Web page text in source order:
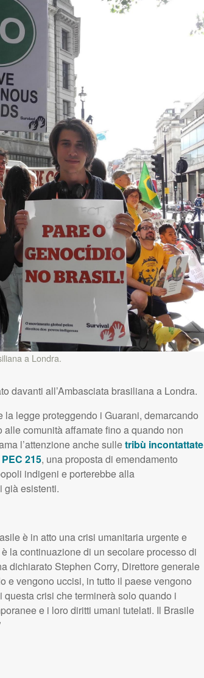
a Londra.
davanti all’Ambasciata brasiliana a Londra.
legge proteggendo i Guarani, demarcando
comunità affamate fino a quando non
l’attenzione anche sulletribù incontattate
PEC 215, una proposta di emendamento
indigeni e porterebbe alla
già esistenti.
è in atto una crisi umanitaria urgente e
la continuazione di un secolare processo di
dichiarato Stephen Corry, Direttore generale
e vengono uccisi, in tutto il paese vengono
crisi che terminerà solo quando i
e i loro diritti umani tutelati. Il Brasile